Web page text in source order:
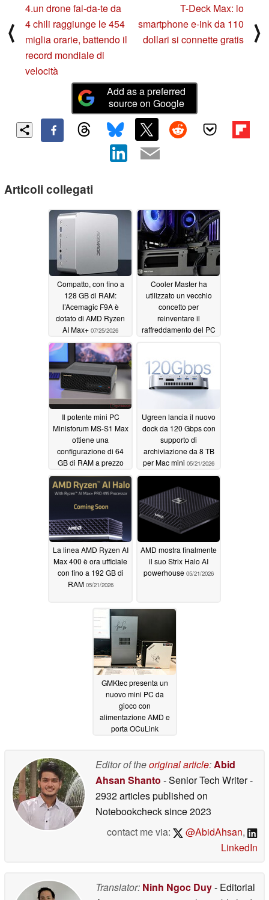
⟨
4.un drone fai-da-te da
4 chili raggiunge le 454
miglia orarie, battendo il
record mondiale di
velocità
T-Deck Max: lo
smartphone e-ink da 110
dollari si connette gratis
⟩
Add as a preferred
source on Google
Articoli collegati
Compatto, con fino a
128 GB di RAM:
l’Acemagic F9A è
dotato di AMD Ryzen
AI Max+ 07/25/2026
Cooler Master ha
utilizzato un vecchio
concetto per
reinventare il
raffreddamento del PC
Il potente mini PC
Minisforum MS-S1 Max
ottiene una
configurazione di 64
GB di RAM a prezzo
ridotto05/22/2026
Ugreen lancia il nuovo
dock da 120 Gbps con
supporto di
archiviazione da 8 TB
per Mac mini 05/21/2026
La linea AMD Ryzen AI
Max 400 è ora ufficiale
con fino a 192 GB di
RAM 05/21/2026
AMD mostra finalmente
il suo Strix Halo AI
powerhouse 05/21/2026
GMKtec presenta un
nuovo mini PC da
gioco con
alimentazione AMD e
porta OCuLink
Editor of theoriginal article:Abid
Ahsan Shanto - Senior Tech Writer-
2932 articles published on
Notebookchecksince 2023
contact me via:
@AbidAhsan,
LinkedIn
Translator: Ninh Ngoc Duy- Editorial